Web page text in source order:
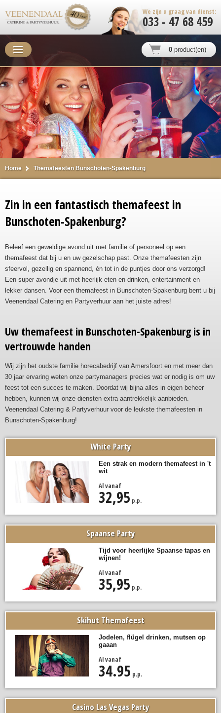
We zijn u graag van dienst:
033 - 47 68 459
0 product(en)
Home Themafeesten Bunschoten-Spakenburg
Zin in een fantastisch themafeest in
Bunschoten-Spakenburg?
Beleef een geweldige avond uit met familie of personeel op een
themafeest dat bij u en uw gezelschap past. Onze themafeesten zijn
sfeervol, gezellig en spannend, én tot in de puntjes door ons verzorgd!
Een super avondje uit met heerlijk eten en drinken, entertainment en
lekker dansen. Voor een themafeest in Bunschoten-Spakenburg bent u bij
Veenendaal Catering en Partyverhuur aan het juiste adres!
Uw themafeest in Bunschoten-Spakenburg is in
vertrouwde handen
Wij zijn het oudste familie horecabedrijf van Amersfoort en met meer dan
30 jaar ervaring weten onze partymanagers precies wat er nodig is om uw
feest tot een succes te maken. Doordat wij bijna alles in eigen beheer
hebben, kunnen wij onze diensten extra aantrekkelijk aanbieden.
Veenendaal Catering & Partyverhuur voor de leukste themafeesten in
Bunschoten-Spakenburg!
White Party
Een strak en modern themafeest in 't
wit
Al vanaf
32,95 p.p.
Spaanse Party
Tijd voor heerlijke Spaanse tapas en
wijnen!
Al vanaf
35,95 p.p.
Skihut Themafeest
Jodelen, flügel drinken, mutsen op
gaaan
Al vanaf
34.95 p.p.
Casino Las Vegas Party